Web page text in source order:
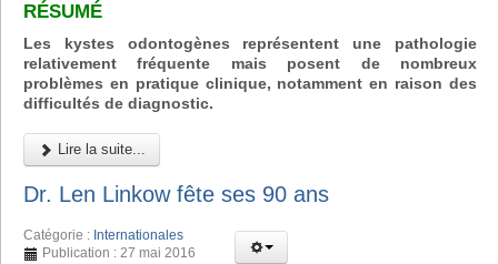
RÉSUMÉ
Les kystes odontogènes représentent une pathologie
relativement fréquente mais posent de nombreux
problèmes en pratique clinique, notamment en raison des
difficultés de diagnostic.
Lire la suite...
Dr. Len Linkow fête ses 90 ans
Catégorie : Internationales
Publication : 27 mai 2016